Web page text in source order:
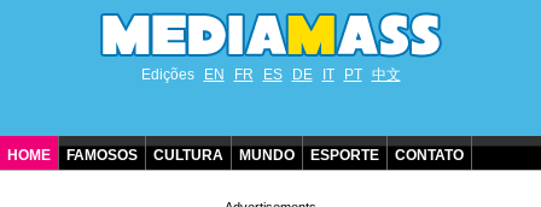
Edições EN FR ES DE IT PT 中文
HOME FAMOSOS CULTURA MUNDO ESPORTE CONTATO